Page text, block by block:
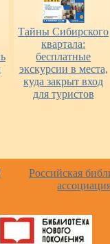
Тайны Сибирского
квартала:
бесплатные
экскурсии в места,
куда закрыт вход
для туристов